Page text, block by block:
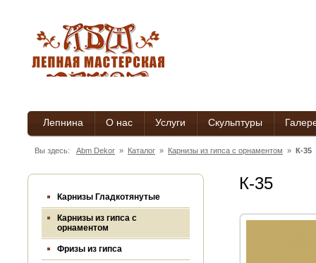
Лепнина О нас Услуги Скульптуры
Вы здесь: Abm Dekor » Каталог » Карнизы из гипса c орнаментом » К-35
Карнизы Гладкотянутые
Карнизы из гипса c
орнаментом
Фризы из гипса
К-35